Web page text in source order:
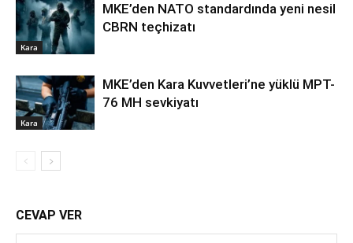
Kara
MKE’den NATO standardında yeni nesil
CBRN teçhizatı
Kara
MKE’den Kara Kuvvetleri’ne yüklü MPT-
76 MH sevkiyatı
CEVAP VER